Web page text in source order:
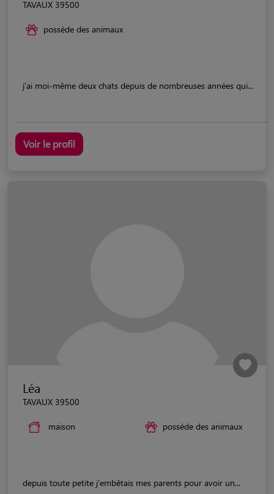
TAVAUX 39500
possède des animaux
j'ai moi-même deux chats depuis de nombreuses années qui...
Voir le profil
Léa
TAVAUX 39500
maison possède des animaux
depuis toute petite j'embêtais mes parents pour avoir un...